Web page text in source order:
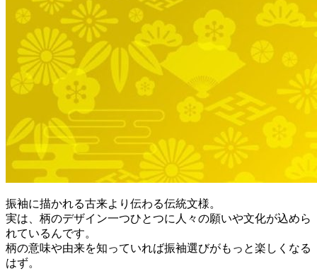
振袖に描かれる古来より伝わる伝統文様。
実は、柄のデザイン一つひとつに人々の願いや文化が込めら
れているんです。
柄の意味や由来を知っていれば振袖選びがもっと楽しくなる
はず。